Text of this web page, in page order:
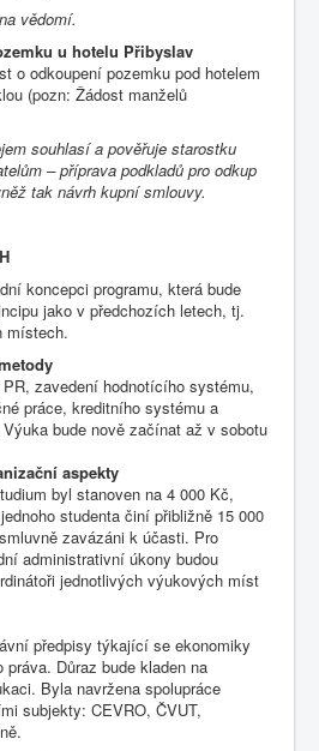
vědomí.
u hotelu Přibyslav
o odkoupení pozemku pod hotelem
(pozn: Žádost manželů
souhlasí a pověřuje starostku
– příprava podkladů pro odkup
tak návrh kupní smlouvy.
koncepci programu, která bude
jako v předchozích letech, tj.
místech.
zavedení hodnotícího systému,
práce, kreditního systému a
bude nově začínat až v sobotu
aspekty
byl stanoven na 4 000 Kč,
studenta činí přibližně 15 000
zavázáni k účasti. Pro
administrativní úkony budou
jednotlivých výukových míst
předpisy týkající se ekonomiky
Důraz bude kladen na
Byla navržena spolupráce
subjekty: CEVRO, ČVUT,